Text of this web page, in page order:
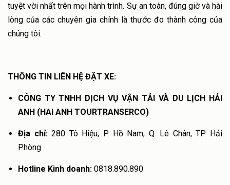
tuyệt vời nhất trên mọi hành trình. Sự an toàn, đúng giờ và hài
lòng của các chuyên gia chính là thước đo thành công của
chúng tôi.
THÔNG TIN LIÊN HỆ ĐẶT XE:
CÔNG TY TNHH DỊCH VỤ VẬN TẢI VÀ DU LỊCH HẢI
ANH (HAI ANH TOURTRANSERCO)
Địa chỉ:280 Tô Hiệu, P. Hồ Nam, Q. Lê Chân, TP. Hải
Phòng
Hotline Kinh doanh: 0818.890.890